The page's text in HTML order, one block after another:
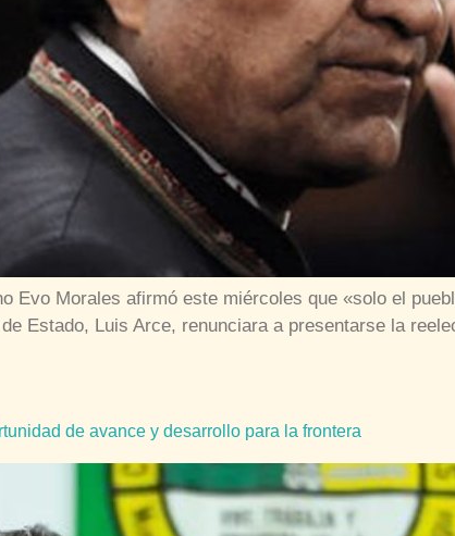
Evo Morales afirmó este miércoles que «solo el
Estado, Luis Arce, renunciara a presentarse la
de avance y desarrollo para la frontera